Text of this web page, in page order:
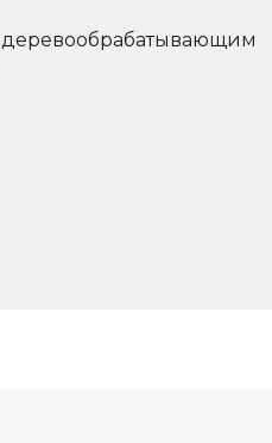
деревообрабатывающим